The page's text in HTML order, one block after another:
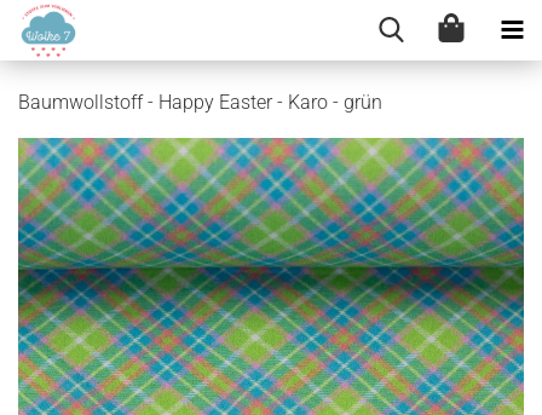
Baumwollstoff - Happy Easter - Karo - grün